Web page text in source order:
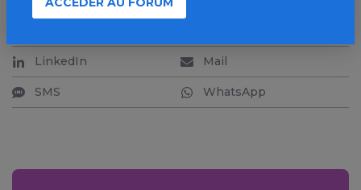
LinkedIn Mail
SMS WhatsApp